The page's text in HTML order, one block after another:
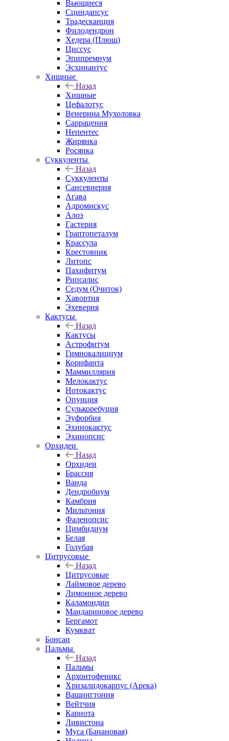
Вьющиеся
Сциндапсус
Традесканция
Филодендрон
Хедера (Плющ)
Циссус
Эпипремнум
Эсхинантус
Хищные
Назад
Хищные
Цефалотус
Венерина Мухоловка
Саррацения
Непентес
Жирянка
Росянка
Суккуленты
Назад
Суккуленты
Сансевиерия
Агава
Адромискус
Алоэ
Гастерия
Граптопеталум
Крассула
Крестовник
Литопс
Пахифитум
Рипсалис
Седум (Очиток)
Хавортия
Эхеверия
Кактусы
Назад
Кактусы
Астрофитум
Гимнокалициум
Корифанта
Маммиллярия
Мелокактус
Нотокактус
Опунция
Сулькоребуция
Эуфорбия
Эхинокактус
Эхинопсис
Орхидеи
Назад
Орхидеи
Брассия
Ванда
Дендробиум
Камбрия
Мильтония
Фаленопсис
Цимбидиум
Белая
Голубая
Цитрусовые
Назад
Цитрусовые
Лаймовое дерево
Лимонное дерево
Каламондин
Мандариновое дерево
Бергамот
Кумкват
Бонсаи
Пальмы
Назад
Пальмы
Архонтофеникс
Хризалидокарпус (Арека)
Вашингтония
Вейтчия
Кариота
Ливистона
Муса (Банановая)